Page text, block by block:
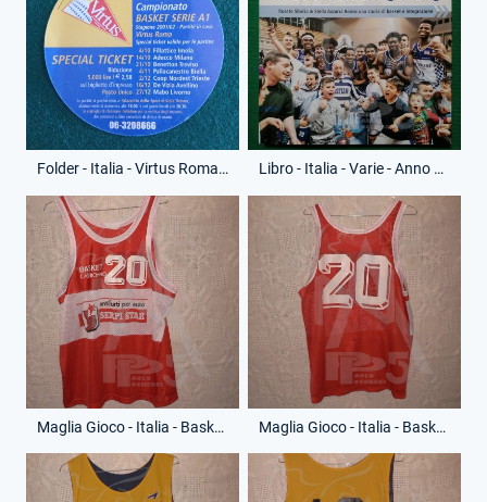
Folder - Italia - Virtus Roma - Anno 2001-02 - Special Ticket - (Retro) Libro - Italia - Varie - Anno 2019 - Luca Maggitti - La legione straniera
Maglia Gioco - Italia - Basket Castronno - Anno 1990-91 - 20 - (Fronte) Maglia Gioco - Italia - Basket Castronno - Anno 1990-91 - 20 - (Retro)